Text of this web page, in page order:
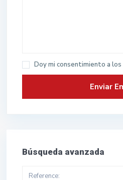
Doy mi consentimiento a los
Búsqueda avanzada